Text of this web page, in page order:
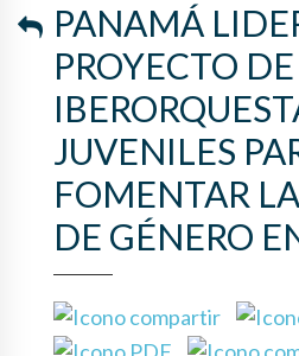
PANAMÁ
PROYECTO DE
JUVENILES
FOMENTAR
DE GÉNERO